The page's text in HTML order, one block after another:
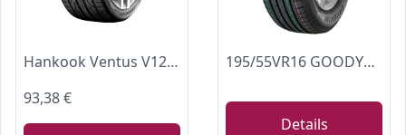
Hankook Ventus V12 evo2 K120 XL FR - 245/40R18 97Y - Sommerreifen
93,38 €
195/55VR16 GOODYEAR TL EFFI.GRIP PERF. XL 91V E
Details